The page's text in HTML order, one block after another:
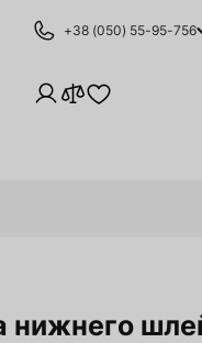
+38 (050) 55-95-756
нижнего